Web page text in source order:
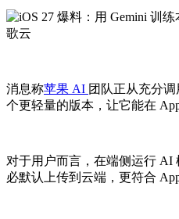
消息称苹果 AI 团队正从充分调
个更轻量的版本，让它能在
对于用户而言，在端侧运行 AI
必默认上传到云端，更符合